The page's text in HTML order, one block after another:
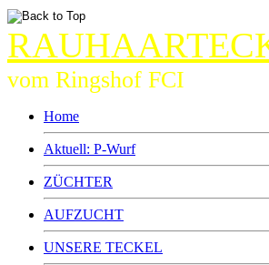
vom Ringshof FCI
Home
Aktuell: P-Wurf
ZÜCHTER
AUFZUCHT
UNSERE TECKEL